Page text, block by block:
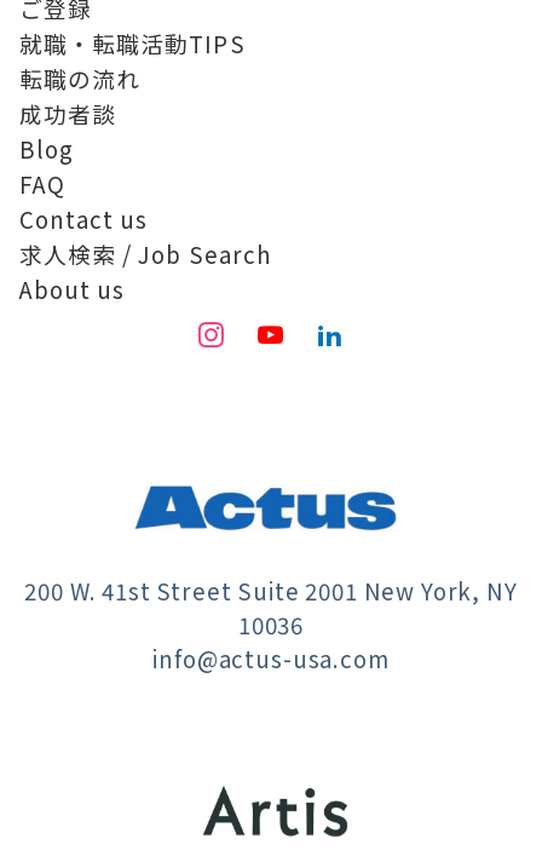
ご登録
就職・転職活動TIPS
転職の流れ
成功者談
Blog
FAQ
Contact us
求人検索 / Job Search
About us
200 W. 41st Street Suite 2001 New York, NY
10036
info@actus-usa.com